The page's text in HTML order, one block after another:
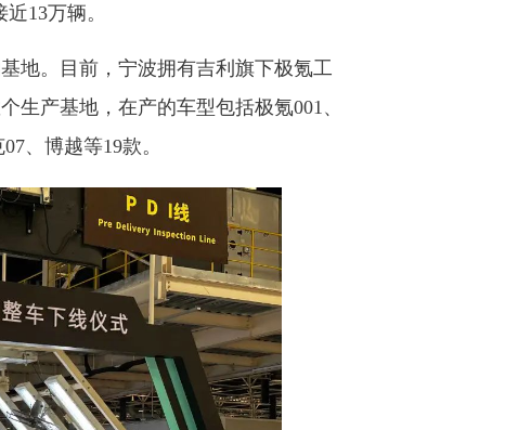
13万辆。
地。 目前，宁波拥有吉利旗下极氪工
生产基地 ，在产的车型包括极氪001、
、博越等19款。